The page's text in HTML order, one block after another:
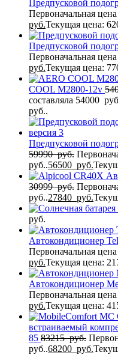
Предпусковой
Первоначальная
руб.Текущая цена:
Предпусковой
Первоначальная
руб.Текущая цена:
COOL M2800-12v
составляла 54000
руб..
Предпусковой
59990руб.
руб..56500 руб.
30999руб.
руб..27840 руб.
руб.
Автокондиционер
Первоначальная
руб.Текущая цена:
Автокондиционер
Первоначальная
руб.Текущая цена:
встраиваемый
85 83215руб.
руб..68200 руб.